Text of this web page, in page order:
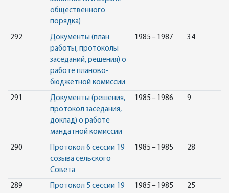
общественного
порядка)
292
Документы (план
работы, протоколы
заседаний, решения) о
работе планово-
бюджетной комиссии
1985 – 1987 34
291
Документы (решения,
протокол заседания,
доклад) о работе
мандатной комиссии
1985 – 1986 9
290
Протокол 6 сессии 19
созыва сельского
Совета
1985 – 1985 28
289
Протокол 5 сессии 19
1985 – 1985 25